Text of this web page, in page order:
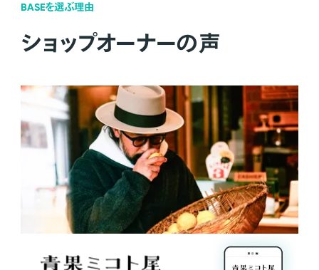
BASEを選ぶ理由
ショップオーナーの声